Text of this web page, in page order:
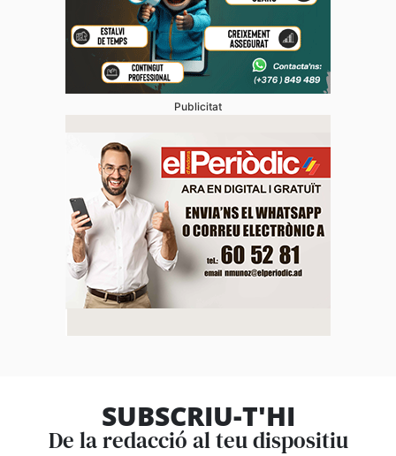
Publicitat
SUBSCRIU-T'HI
De la redacció al teu dispositiu